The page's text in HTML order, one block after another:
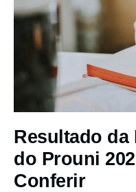
Resultado da
do Prouni
Conferir